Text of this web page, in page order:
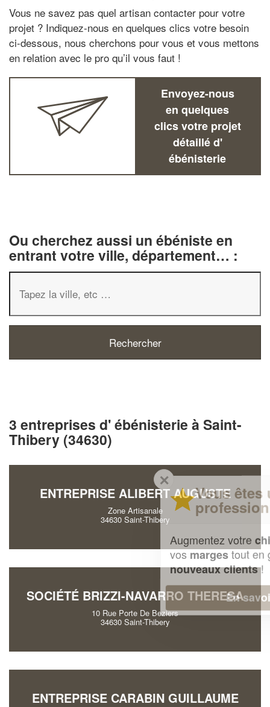
Vous ne savez pas quel artisan contacter pour votre
projet ? Indiquez-nous en quelques clics votre besoin
ci-dessous, nous cherchons pour vous et vous mettons
en relation avec le pro qu’il vous faut !
Envoyez-nous
en quelques
clics votre projet
détaillé d'
ébénisterie
Ou cherchez aussi un ébéniste en
entrant votre ville, département… :
3 entreprises d' ébénisterie à Saint-
Thibery (34630)
ENTREPRISE ALIBERT AUGUSTE
Zone Artisanale
34630 Saint-Thibery
SOCIÉTÉ BRIZZI-NAVARRO THERESA
10 Rue Porte De Beziers
34630 Saint-Thibery
ENTREPRISE CARABIN GUILLAUME
Vous êtes un
professionnel ?
chiffre d'affaireset
vosmargestout en gagnant de
nouveaux clients!
En savoir plus